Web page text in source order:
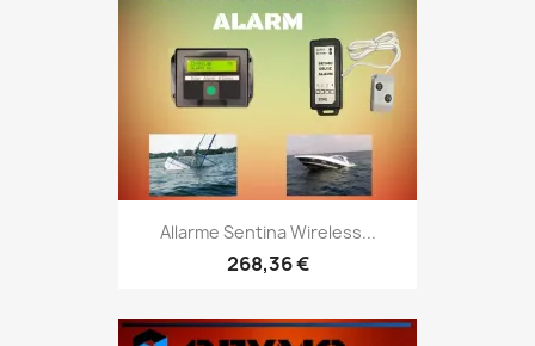
Allarme Sentina Wireless...
268,36 €